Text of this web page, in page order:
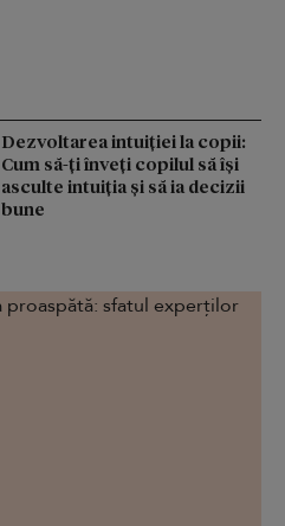
Dezvoltarea intuiției la copii:
Cum să-ți înveți copilul să își
asculte intuiția și să ia decizii
bune